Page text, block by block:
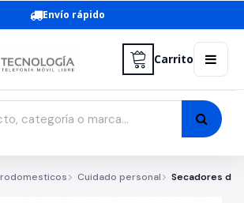
Envío rápido
Carrito
Cuidado personal Secadores de